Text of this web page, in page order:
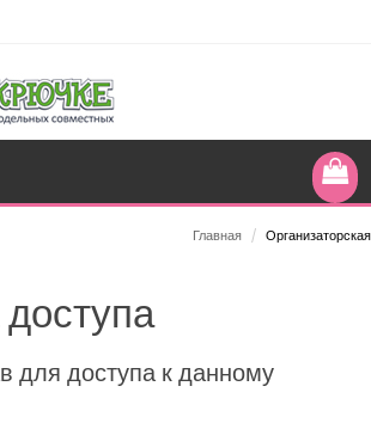
Главная / Организаторская
для доступа к данному